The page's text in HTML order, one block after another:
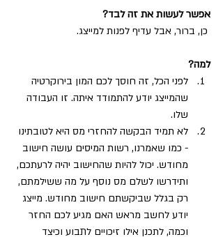
אפשר לעשות את זה לבד?
כן, ברור, אבל עדיף לפנות למייצג.
למה?
לפני הכל, זה חוסך לכם המון בירוקרטיה
שהמייצג יודע להתמודד איתה. זו העבודה
שלו.
לא תמיד הבקשה להחזרי מס היא לטובתינו
- כמו שאמרנו, רשות המיסים עושה חישוב
מחודש. יכול להיות שהחישוב יהיה לרעתכם,
ותידרשו לשלם מס נוסף על מה ששילמתם,
רק בגלל שביקשתם חישוב מחודש. מייצג
יודע לחשב מראש האם מגיע לכם החזר
וכמה, לתכנן אילו זיכויים לתבוע וכיצד